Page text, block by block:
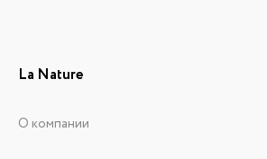
La Nature
О компании